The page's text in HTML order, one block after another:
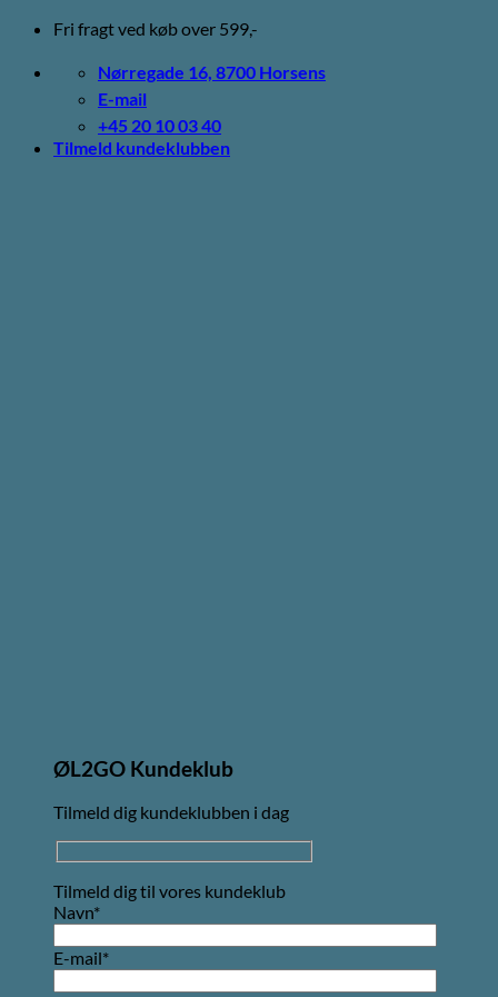
Fortsæt
indhold
Fri fragt ved køb over 599,-
Nørregade 16, 8700 Horsens
E-mail
+45 20 10 03 40
Tilmeld kundeklubben
ØL2GO Kundeklub
Tilmeld dig kundeklubben i dag
Tilmeld dig til vores kundeklub
Navn*
E-mail*